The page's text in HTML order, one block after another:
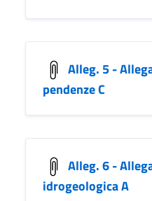
Alleg. 5 -
pendenze C
Alleg. 6 -
idrogeologica A